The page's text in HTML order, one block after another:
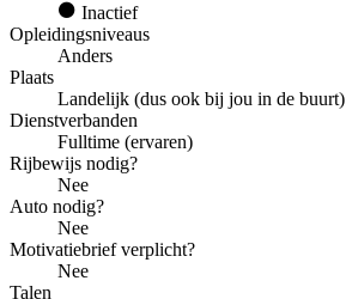
Inactief
Opleidingsniveaus
Anders
Plaats
Landelijk (dus ook bij jou in de buurt)
Dienstverbanden
Fulltime (ervaren)
Rijbewijs nodig?
Nee
Auto nodig?
Nee
Motivatiebrief verplicht?
Nee
Talen